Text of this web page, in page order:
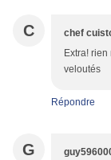
C chef
Extra!
veloutés
Répondre
G